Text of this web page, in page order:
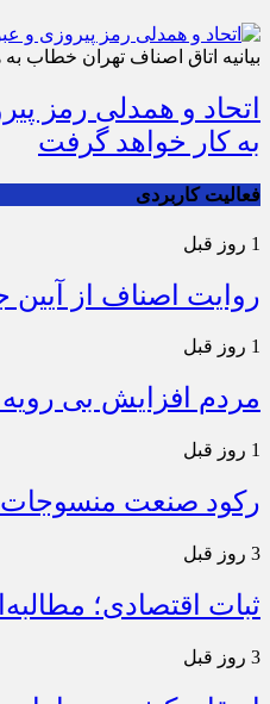
بیانیه اتاق اصناف تهران خطاب
اتحاد و همدلی رمز
به کار خواهد گرفت
فعالیت کاربردی
1 روز قبل
روایت اصناف از آیین
1 روز قبل
مردم افزایش بی
1 روز قبل
رکود صنعت
3 روز قبل
ثبات اقتصادی؛
3 روز قبل